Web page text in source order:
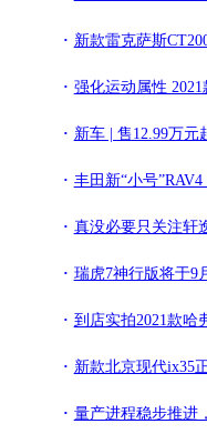
新款雷克萨斯CT200h针对
强化运动属性 2021款
新车 | 售12.99万元起 奇瑞
丰田新“小号”RAV4！加装TRD运动
真没必要只关注轩逸、朗逸，新奔
瑞虎7神行版将于9
到店实拍2021款哈弗H6！
新款北京现代ix35正式上市：
量产进程稳步推进，国产